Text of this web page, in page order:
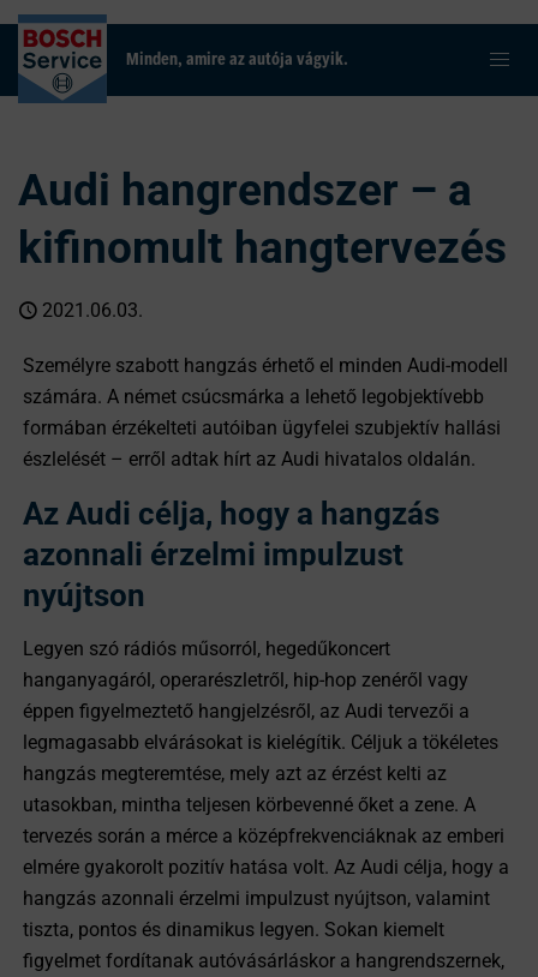
Minden, amire az autója vágyik.
Audi hangrendszer – a
kifinomult hangtervezés
2021.06.03.
Személyre szabott hangzás érhető el minden Audi-modell
számára. A német csúcsmárka a lehető legobjektívebb
formában érzékelteti autóiban ügyfelei szubjektív hallási
észlelését – erről adtak hírt az Audi hivatalos oldalán.
Az Audi célja, hogy a hangzás
azonnali érzelmi impulzust
nyújtson
Legyen szó rádiós műsorról, hegedűkoncert
hanganyagáról, operarészletről, hip-hop zenéről vagy
éppen figyelmeztető hangjelzésről, az Audi tervezői a
legmagasabb elvárásokat is kielégítik. Céljuk a tökéletes
hangzás megteremtése, mely azt az érzést kelti az
utasokban, mintha teljesen körbevenné őket a zene. A
tervezés során a mérce a középfrekvenciáknak az emberi
elmére gyakorolt pozitív hatása volt. Az Audi célja, hogy a
hangzás azonnali érzelmi impulzust nyújtson, valamint
tiszta, pontos és dinamikus legyen. Sokan kiemelt
figyelmet fordítanak autóvásárláskor a hangrendszernek,